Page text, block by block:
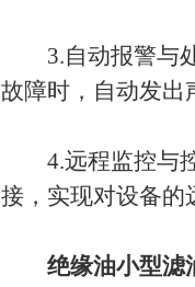
3.自动报警与处
故障时，自动发出
4.远程监控与控
接，实现对设备的
绝缘油小型滤